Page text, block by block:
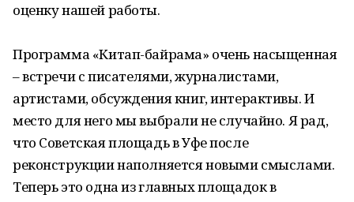
оценку нашей работы.
Программа «Китап-байрама» очень насыщенная
– встречи с писателями, журналистами,
артистами, обсуждения книг, интерактивы. И
место для него мы выбрали не случайно. Я рад,
что Советская площадь в Уфе после
реконструкции наполняется новыми смыслами.
Теперь это одна из главных площадок в